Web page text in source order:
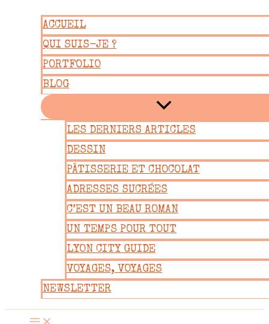
contenu
ACCUEIL
QUI SUIS-JE ?
PORTFOLIO
BLOG
LES DERNIERS ARTICLES
DESSIN
PÂTISSERIE ET CHOCOLAT
ADRESSES SUCRÉES
C’EST UN BEAU ROMAN
UN TEMPS POUR TOUT
LYON CITY GUIDE
VOYAGES, VOYAGES
NEWSLETTER